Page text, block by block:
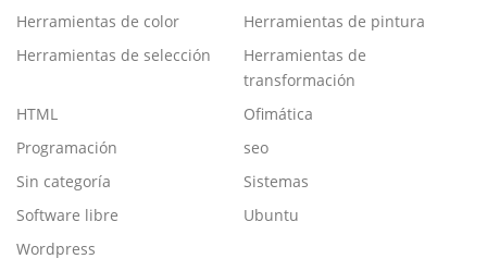
Herramientas de color
Herramientas de pintura
Herramientas de selección
Herramientas de
transformación
HTML
Ofimática
Programación
seo
Sin categoría
Sistemas
Software libre
Ubuntu
Wordpress